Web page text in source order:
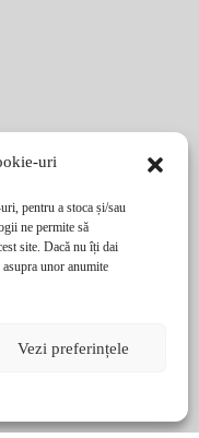
uri
pentru a stoca și/sau
ne permite să
site. Dacă nu îți dai
unor anumite
Vezi preferințele